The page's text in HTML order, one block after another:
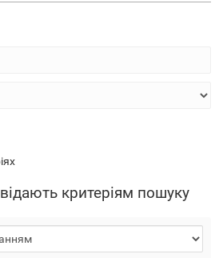
критеріям пошуку